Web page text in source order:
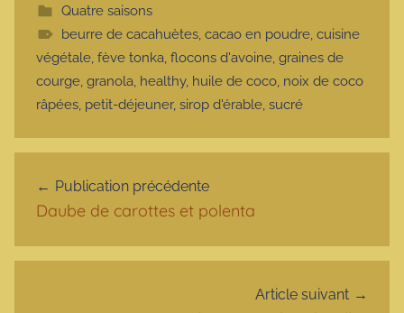
Quatre saisons
beurre de cacahuètes, cacao en poudre, cuisine
végétale, fève tonka, flocons d'avoine, graines de
courge, granola, healthy, huile de coco, noix de coco
râpées, petit-déjeuner, sirop d'érable, sucré
Publication précédente
Daube de carottes et polenta
Article suivant